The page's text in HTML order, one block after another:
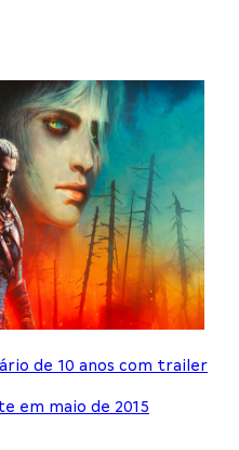
de 10 anos com trailer
em maio de 2015